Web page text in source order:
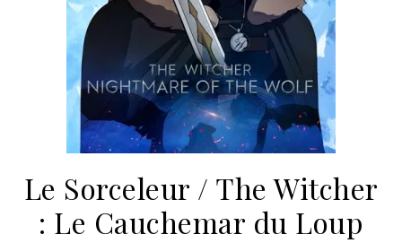
Le Sorceleur / The Witcher
: Le Cauchemar du Loup